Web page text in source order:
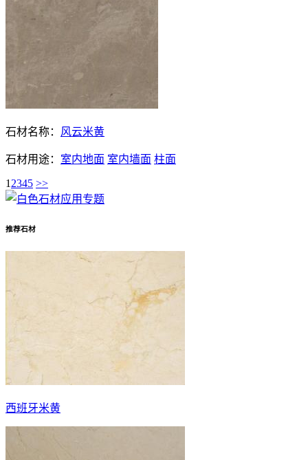
石材名称： 风云米黄
石材用途： 室内地面 室内墙面 柱面
1 2345 >>
推荐石材
西班牙米黄